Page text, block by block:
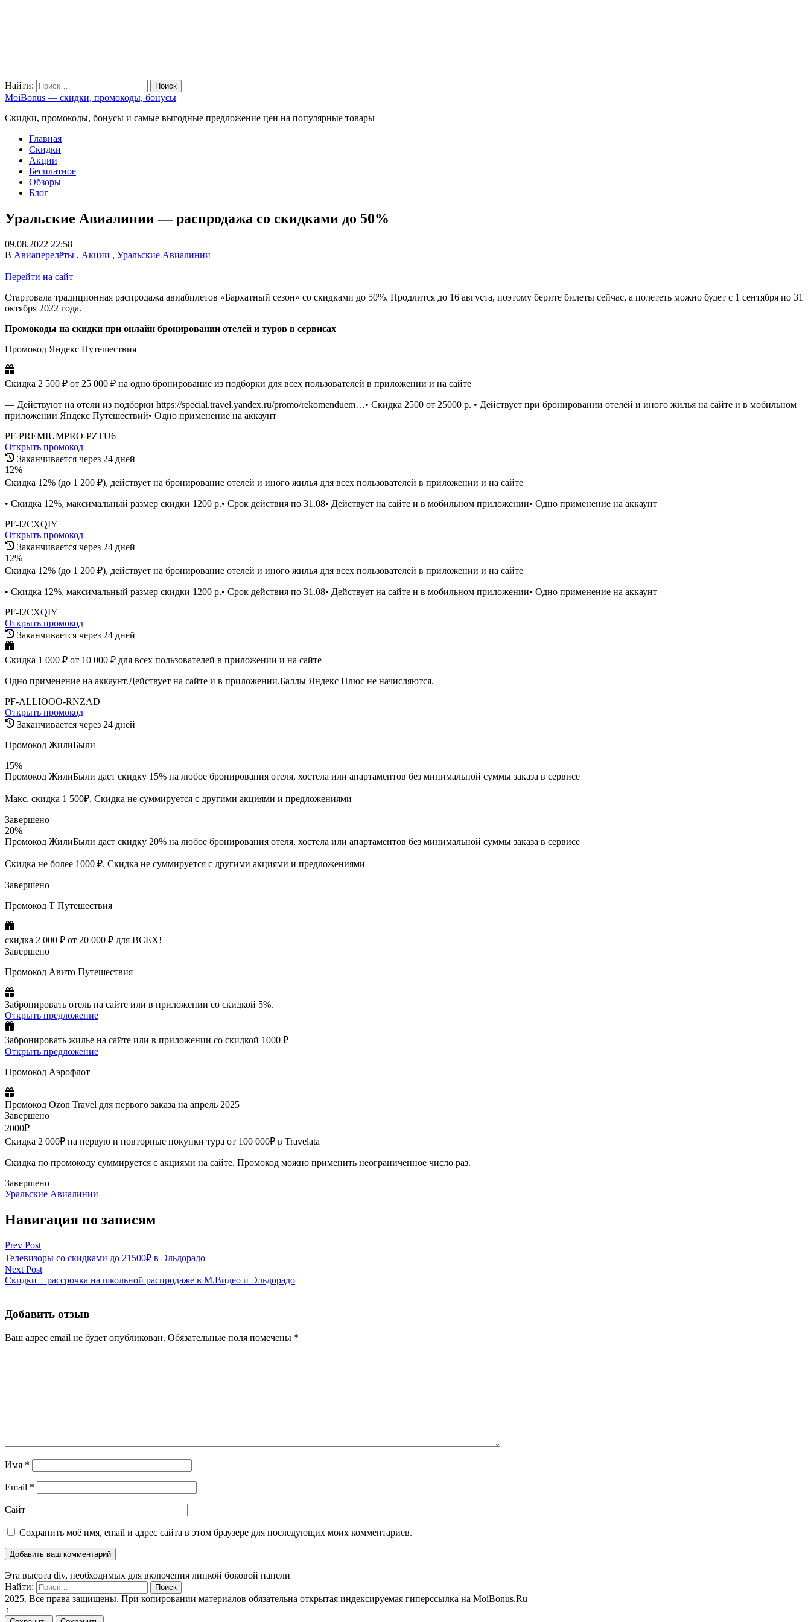
Найти:
MoiBonus — скидки, промокоды, бонусы
Скидки, промокоды, бонусы и самые выгодные предложение цен на популярные товары
Главная
Скидки
Акции
Бесплатное
Обзоры
Блог
Уральские Авиалинии — распродажа со скидками до 50%
09.08.2022 22:58
В Авиаперелёты , Акции , Уральские Авиалинии
Перейти на сайт
Стартовала традиционная распродажа авиабилетов «Бархатный сезон» со скидками до 50%. Продлится до 16 августа, поэтому берите билеты сейчас, а полететь можно будет с 1 сентября по 31
октября 2022 года.
Промокоды на скидки при онлайн бронировании отелей и туров в сервисах
Промокод Яндекс Путешествия
Скидка 2 500 ₽ от 25 000 ₽ на одно бронирование из подборки для всех пользователей в приложении и на сайте
— Действуют на отели из подборки https://special.travel.yandex.ru/promo/rekomenduem…• Скидка 2500 от 25000 р. • Действует при бронировании отелей и иного жилья на сайте и в мобильном
приложении Яндекс Путешествий• Одно применение на аккаунт
PF-PREMIUMPRO-PZTU6
Открыть промокод
Заканчивается через 24 дней
12%
Скидка 12% (до 1 200 ₽), действует на бронирование отелей и иного жилья для всех пользователей в приложении и на сайте
• Скидка 12%, максимальный размер скидки 1200 р.• Срок действия по 31.08• Действует на сайте и в мобильном приложении• Одно применение на аккаунт
PF-I2CXQIY
Открыть промокод
Заканчивается через 24 дней
12%
Скидка 12% (до 1 200 ₽), действует на бронирование отелей и иного жилья для всех пользователей в приложении и на сайте
• Скидка 12%, максимальный размер скидки 1200 р.• Срок действия по 31.08• Действует на сайте и в мобильном приложении• Одно применение на аккаунт
PF-I2CXQIY
Открыть промокод
Заканчивается через 24 дней
Скидка 1 000 ₽ от 10 000 ₽ для всех пользователей в приложении и на сайте
Одно применение на аккаунт.Действует на сайте и в приложении.Баллы Яндекс Плюс не начисляются.
PF-ALLIOOO-RNZAD
Открыть промокод
Заканчивается через 24 дней
Промокод ЖилиБыли
15%
Промокод ЖилиБыли даст скидку 15% на любое бронирования отеля, хостела или апартаментов без минимальной суммы заказа в сервисе
Макс. скидка 1 500₽. Скидка не суммируется с другими акциями и предложениями
Завершено
20%
Промокод ЖилиБыли даст скидку 20% на любое бронирования отеля, хостела или апартаментов без минимальной суммы заказа в сервисе
Скидка не более 1000 ₽. Скидка не суммируется с другими акциями и предложениями
Завершено
Промокод Т Путешествия
скидка 2 000 ₽ от 20 000 ₽ для ВСЕХ!
Завершено
Промокод Авито Путешествия
Забронировать отель на сайте или в приложении со скидкой 5%.
Открыть предложение
Забронировать жилье на сайте или в приложении со скидкой 1000 ₽
Открыть предложение
Промокод Аэрофлот
Промокод Ozon Travel для первого заказа на апрель 2025
Завершено
2000₽
Скидка 2 000₽ на первую и повторные покупки тура от 100 000₽ в Travelata
Скидка по промокоду суммируется с акциями на сайте. Промокод можно применить неограниченное число раз.
Завершено
Уральские Авиалинии
Навигация по записям
Prev Post
Телевизоры со скидками до 21500₽ в Эльдорадо
Next Post
Скидки + рассрочка на школьной распродаже в М.Видео и Эльдорадо
Добавить отзыв
Ваш адрес email не будет опубликован. Обязательные поля помечены *
Имя *
Email *
Сайт
Сохранить моё имя, email и адрес сайта в этом браузере для последующих моих комментариев.
Эта высота div, необходимых для включения липкой боковой панели
Найти:
2025. Все права защищены. При копировании материалов обязательна открытая индексируемая гиперссылка на MoiBonus.Ru
↑